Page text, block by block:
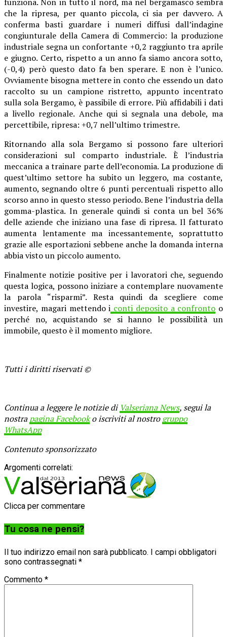
che la ripresa, per quanto piccola, ci sia per davvero. A
conferma basti guardare i numeri diffusi dall’indagine
congiunturale della Camera di Commercio: la produzione
industriale segna un confortante +0,2 raggiunto tra aprile
e giugno. Certo, rispetto a un anno fa siamo ancora sotto,
(-0,4) però questo dato fa ben sperare. E non è l’unico.
Ovviamente bisogna mettere in conto che essendo un dato
raccolto su un campione ristretto, appunto incentrato
sulla sola Bergamo, è passibile di errore. Più affidabili i dati
a livello regionale. Anche qui si segnala una debole, ma
percettibile, ripresa: +0,7 nell’ultimo trimestre.
Ritornando alla sola Bergamo si possono fare ulteriori
considerazioni sul comparto industriale. È l’industria
meccanica a trainare parte dell’economia. La produzione di
quest’ultimo settore ha subito un leggero, ma costante,
aumento, segnando oltre 6 punti percentuali rispetto allo
scorso anno in questo stesso periodo. Bene l’industria della
gomma-plastica. In generale quindi si conta un bel 36%
delle aziende che iniziano una fase di ripresa. Il fatturato
aumenta lentamente ma incessantemente, soprattutto
grazie alle esportazioni sebbene anche la domanda interna
abbia visto un piccolo aumento.
Finalmente notizie positive per i lavoratori che, seguendo
questa logica, possono iniziare a contemplare nuovamente
la parola “risparmi”. Resta quindi da scegliere come
investire, magari mettendo i conti deposito a confronto o
perché no, acquistando se si hanno le possibilità un
immobile, questo è il momento migliore.
Tutti i diritti riservati ©
Continua a leggere le notizie di Valseriana News, segui la
nostrapagina Facebooko iscriviti al nostrogruppo
WhatsApp
Contenuto sponsorizzato
Argomenti correlati:
Clicca per commentare
Tu cosa ne pensi?
Il tuo indirizzo email non sarà pubblicato. I campi obbligatori
sono contrassegnati *
Commento *